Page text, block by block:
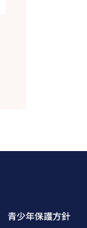
青少年保護方針